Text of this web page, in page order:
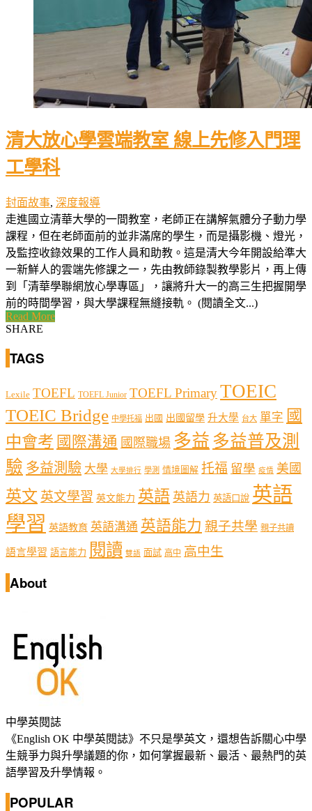
清大放心學雲端教室 線上先修入門理
工學科
封面故事, 深度報導
走進國立清華大學的一間教室，老師正在講解氣體分子動力學
課程，但在老師面前的並非滿席的學生，而是攝影機、燈光，
及監控收錄效果的工作人員和助教。這是清大今年開設給準大
一新鮮人的雲端先修課之一，先由教師錄製教學影片，再上傳
到「清華學聯網放心學專區」，讓將升大一的高三生把握開學
前的時間學習，與大學課程無縫接軌。 (閱讀全文...)
Read More
SHARE
TAGS
Lexile TOEFL TOEFL Junior TOEFL PrimaryTOEIC
TOEIC Bridge 中學托福 出國 出國留學 升大學 台大 單字 國
中會考 國際溝通 國際職場 多益 多益普及測
驗 多益測驗 大學 大學排行 學測 情境圖解 托福 留學 疫情 美國
英文 英文學習 英文能力 英語 英語力 英語口說 英語
學習 英語教育 英語溝通 英語能力 親子共學 親子共讀
語言學習 語言能力 閱讀 雙語 面試 高中 高中生
About
中學英閱誌
《English OK 中學英閱誌》不只是學英文，還想告訴關心中學
生競爭力與升學議題的你，如何掌握最新、最活、最熱門的英
語學習及升學情報。
POPULAR